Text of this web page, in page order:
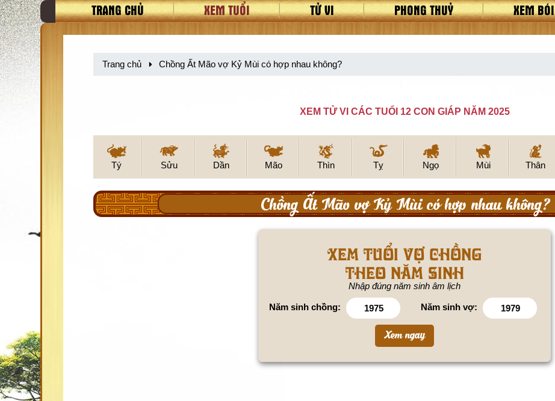
TRANG CHỦ XEM TUỔI TỬ VI PHONG THUỶ XEM BÓI
Trang chủ Chồng Ất Mão vợ Kỷ Mùi có hợp nhau không?
XEM TỬ VI CÁC TUỔI 12 CON GIÁP NĂM 2025
Tý Sửu Dần Mão Thìn Tỵ Ngọ Mùi Thân
Chồng Ất Mão vợ Kỷ Mùi có hợp nhau không?
Xem tuổi vợ chồng
theo năm sinh
Nhập đúng năm sinh âm lịch
Năm sinh chồng: Năm sinh vợ: